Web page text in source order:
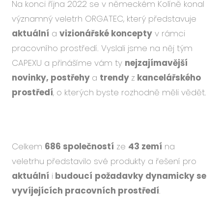
Na konci října 2022 se v německém Kolíně konal
významný veletrh ORGATEC, který představuje
aktuální a vizionářské koncepty v rámci
pracovního prostředí. Vyslali jsme na něj tým
CAPEXU a přinášíme vám ty nejzajímavější
novinky, postřehy a trendy z kancelářského
prostředí, o kterých byste rozhodně měli vědět.
Celkem 686 společností ze 43 zemí na
veletrhu představilo své produkty a řešení pro
aktuální i budoucí požadavky dynamicky se
vyvíjejících pracovních prostředí.